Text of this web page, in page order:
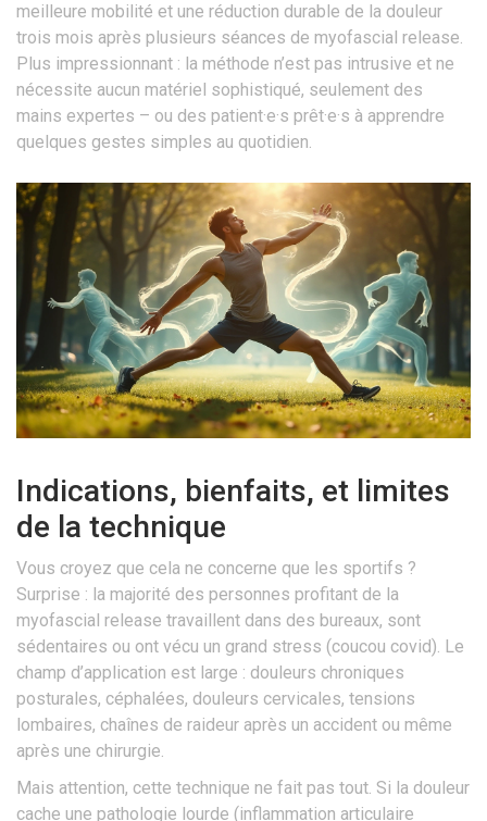
meilleure mobilité et une réduction durable de la douleur
trois mois après plusieurs séances de myofascial release.
Plus impressionnant : la méthode n’est pas intrusive et ne
nécessite aucun matériel sophistiqué, seulement des
mains expertes – ou des patient·e·s prêt·e·s à apprendre
quelques gestes simples au quotidien.
Indications, bienfaits, et limites
de la technique
Vous croyez que cela ne concerne que les sportifs ?
Surprise : la majorité des personnes profitant de la
myofascial release travaillent dans des bureaux, sont
sédentaires ou ont vécu un grand stress (coucou covid). Le
champ d’application est large : douleurs chroniques
posturales, céphalées, douleurs cervicales, tensions
lombaires, chaînes de raideur après un accident ou même
après une chirurgie.
Mais attention, cette technique ne fait pas tout. Si la douleur
cache une pathologie lourde (inflammation articulaire